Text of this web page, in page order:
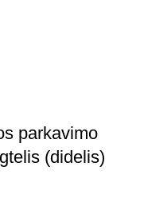
parkavimo
(didelis)